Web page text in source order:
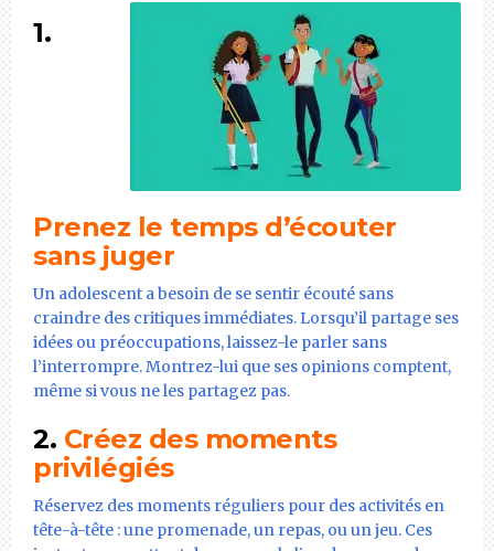
1.
Prenez le temps d’écouter
sans juger
Un adolescent a besoin de se sentir écouté sans
craindre des critiques immédiates. Lorsqu’il partage ses
idées ou préoccupations, laissez-le parler sans
l’interrompre. Montrez-lui que ses opinions comptent,
même si vous ne les partagez pas.
2. Créez des moments
privilégiés
Réservez des moments réguliers pour des activités en
tête-à-tête : une promenade, un repas, ou un jeu. Ces